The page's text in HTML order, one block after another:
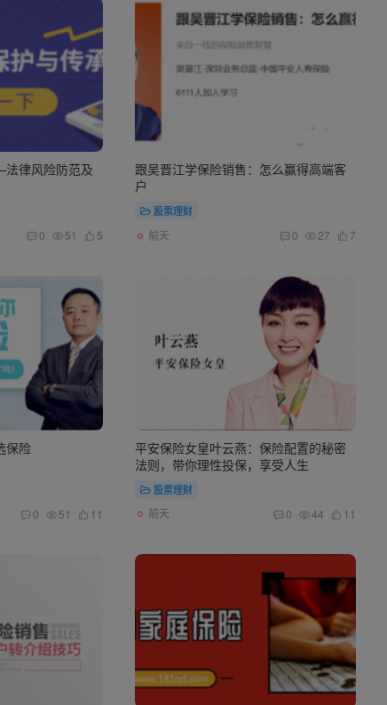
律风险防范及
0 51 5
跟吴晋江学保险销售：怎么赢得高端客
户
股票理财
前天 0 27 7
保险
0 51 11
平安保险女皇叶云燕：保险配置的秘密
法则，带你理性投保，享受人生
股票理财
前天 0 44 11